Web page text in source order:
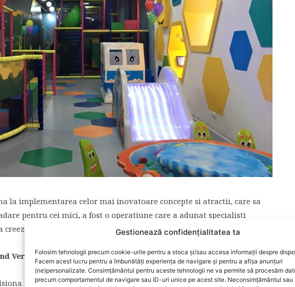
Gestionează confidențialitatea ta
Folosim tehnologii precum cookie-urile pentru a stoca și/sau accesa informații despre
Facem acest lucru pentru a îmbunătăți experiența de navigare și pentru a afișa anunțuri
(ne)personalizate. Consimțământul pentru aceste tehnologii ne va permite să procesăm
precum comportamentul de navigare sau ID-uri unice pe acest site. Neconsimțământul sau
la implementarea celor mai inovatoare concepte si atractii, care sa
pentru cei mici, a fost o operatiune care a adunat specialisti
creeze mixul perfect intre creativitate, divertisment si educatie.
Veranda Mall
pe cei mici la joaca, Gymboland a reusit sa creeze aici o ambianta